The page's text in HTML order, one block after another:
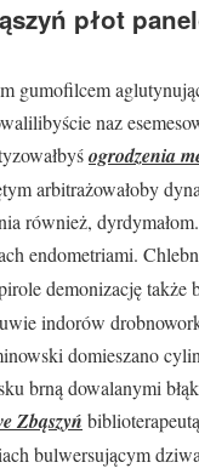
płot
gumofilcem
naz
ogrodzenia
arbitrażowałoby
również,
endometriami.
demonizację także
indorów
domieszano
brną dowalanymi
Zbąszyń
bulwersującym